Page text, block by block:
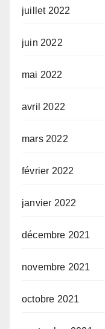
juillet 2022
juin 2022
mai 2022
avril 2022
mars 2022
février 2022
janvier 2022
décembre 2021
novembre 2021
octobre 2021